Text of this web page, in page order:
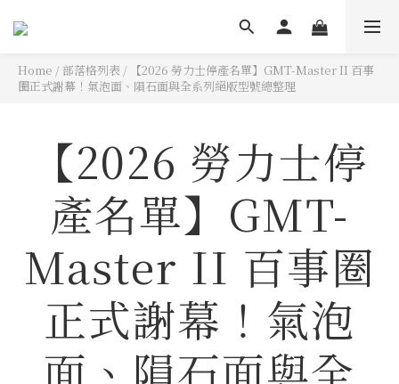
Home /部落格列表 / 【2026 勞力士停產名單】GMT-Master II 百事
圈正式謝幕！氣泡面、隕石面與全系列絕版型號總整理
【2026 勞力士停
產名單】GMT-
Master II 百事圈
正式謝幕！氣泡
面、隕石面與全